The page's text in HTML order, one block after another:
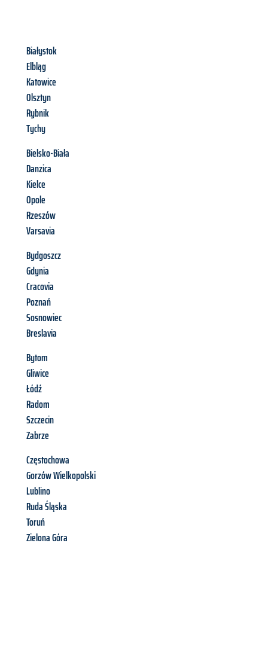
Białystok
Elbląg
Katowice
Olsztyn
Rybnik
Tychy
Bielsko-Biała
Danzica
Kielce
Opole
Rzeszów
Varsavia
Bydgoszcz
Gdynia
Cracovia
Poznań
Sosnowiec
Breslavia
Bytom
Gliwice
Łódź
Radom
Szczecin
Zabrze
Częstochowa
Gorzów Wielkopolski
Lublino
Ruda Śląska
Toruń
Zielona Góra